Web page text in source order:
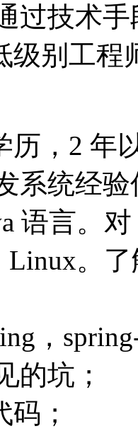
过技术
级别工程
历，2 年
系统经
语言。
Linux。
，
的坑；
；